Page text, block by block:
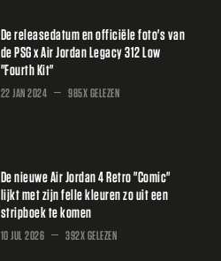
De releasedatum en officiële foto's van
de PSG x Air Jordan Legacy 312 Low
"Fourth Kit"
22 JAN 2024 985X GELEZEN
De nieuwe Air Jordan 4 Retro "Comic"
lijkt met zijn felle kleuren zo uit een
stripboek te komen
10 JUL 2026 392X GELEZEN